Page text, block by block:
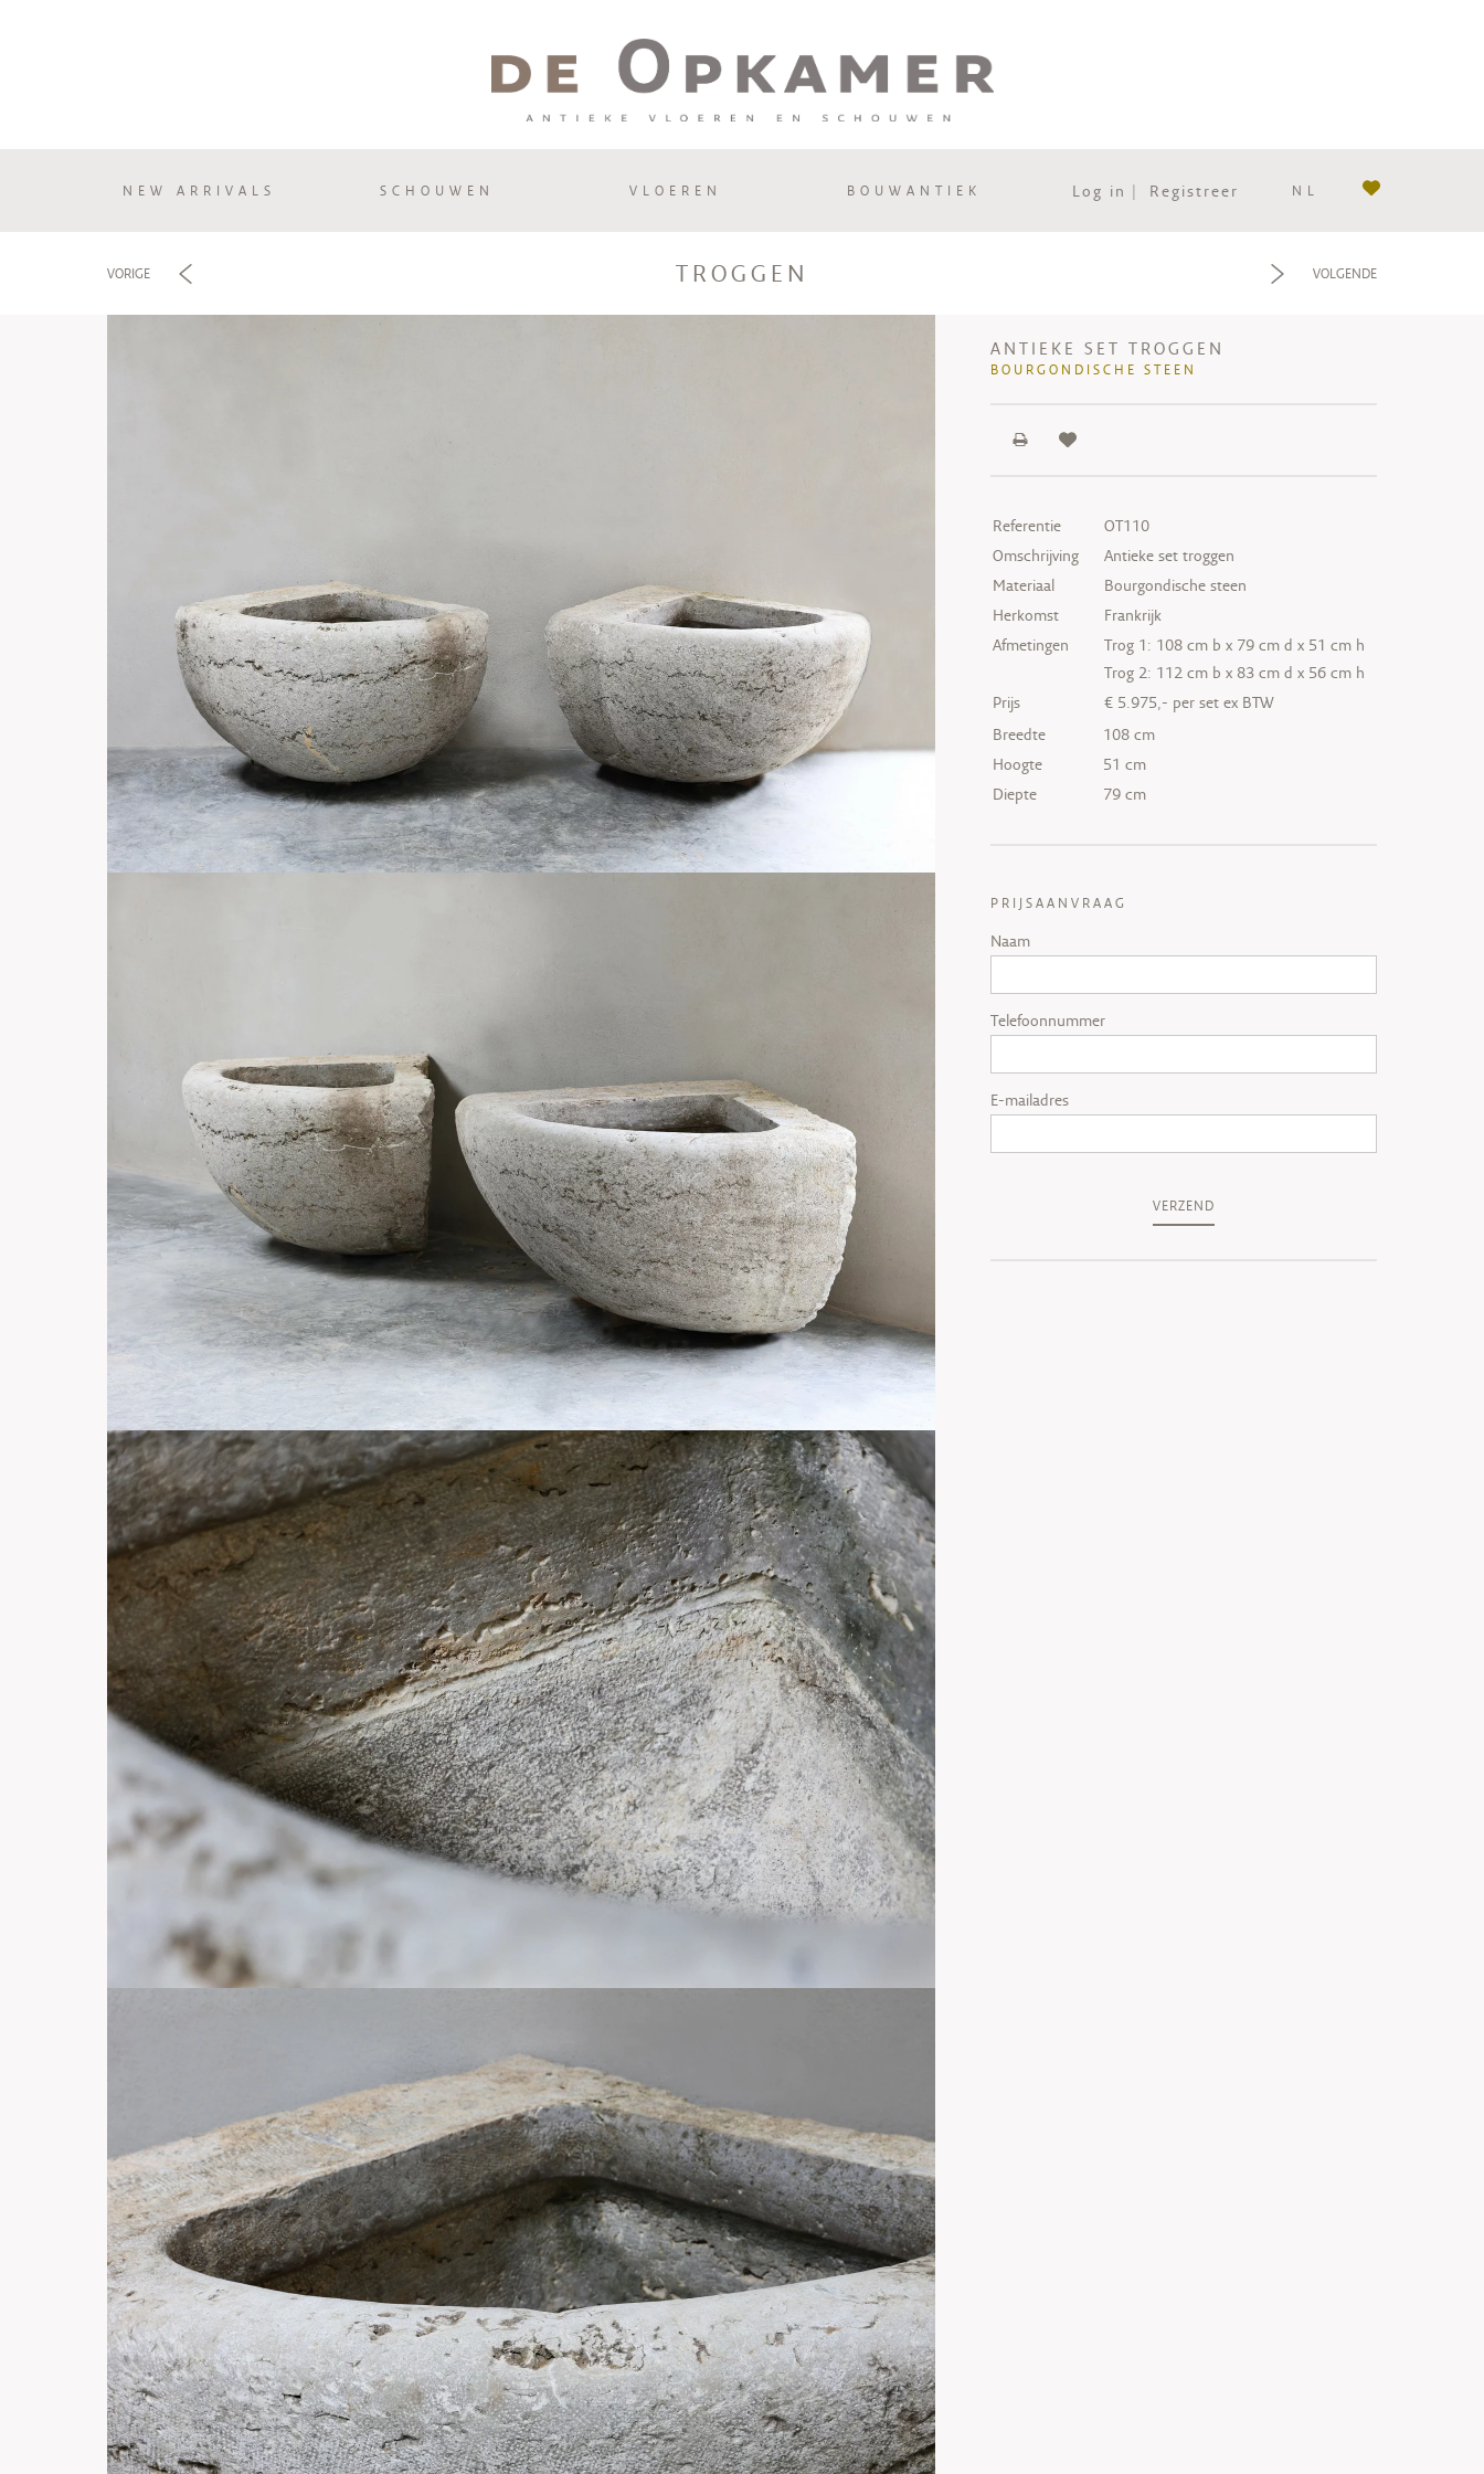
NEW ARRIVALS SCHOUWEN VLOEREN BOUWANTIEK Log in | Registreer NL
VORIGE e f VOLGENDE
TROGGEN
ANTIEKE SET TROGGEN
BOURGONDISCHE STEEN
Referentie
OT110
Omschrijving
Antieke set troggen
Materiaal
Bourgondische steen
Herkomst
Frankrijk
Afmetingen
Trog 1: 108 cm b x 79 cm d x 51 cm h
Trog 2: 112 cm b x 83 cm d x 56 cm h
Prijs
€ 5.975,- per set ex BTW
Breedte
108 cm
Hoogte
51 cm
Diepte
79 cm
PRIJSAANVRAAG
Naam
Telefoonnummer
E-mailadres
VERZEND